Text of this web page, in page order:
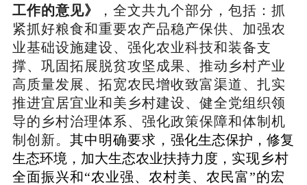
工作的意见》
，全文共九个部分，包括：抓
紧抓好粮食和重要农产品稳产保供、加强农
业基础设施建设、强化农业科技和装备支
撑、巩固拓展脱贫攻坚成果、推动乡村产业
高质量发展、拓宽农民增收致富渠道、扎实
推进宜居宜业和美乡村建设、健全党组织领
导的乡村治理体系、强化政策保障和体制机
制创新。 其中明确要求， 强化生态保护，修复
生态环境，加大生态农业扶持力度， 实现乡村
全面振兴和“农业强、农村美、农民富”的宏